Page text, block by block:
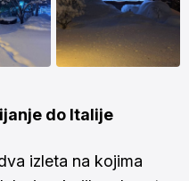
do Italije
izleta na kojima